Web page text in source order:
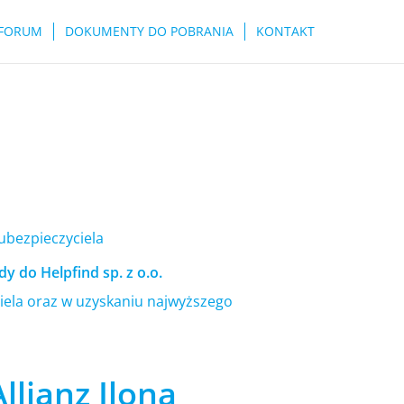
DOKUMENTY DO POBRANIA KONTAKT
do Helpfind sp. z o.o.
oraz w uzyskaniu najwyższego
Ilona